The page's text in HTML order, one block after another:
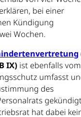
bei einer
Kündigung
Wochen.
IX) ist ebenfalls vom
umfasst
des
hat dabei